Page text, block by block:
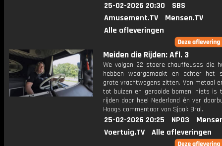
25-02-2026 20:30
SBS
Amusement.TV
Mensen.TV
Alle afleveringen
Meiden die Rijden: Afl. 3
We volgen 22 stoere chauffeuses die
hebben waargemaakt en achter het
grote vrachtwagens zitten. Van metaal
tot buizen en gerooide bomen: niets is
rijden door heel Nederland én ver
Haags commentaar van Sjaak Bral.
25-02-2026 20:25 NPO3
Voertuig.TV
Alle afleveringen